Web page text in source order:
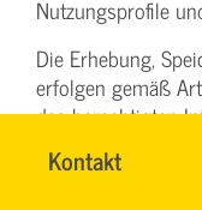
Kontakt
DENISE
Name*
Nutzungsprofile
Die Erhebung,
erfolgen gemäß
des berechtigten
Einblendung
Marktforschung